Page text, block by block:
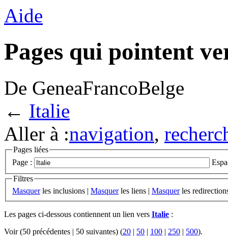
Aide
Pages qui pointent
De GeneaFrancoBelge
← Italie
Aller à :navigation,
Pages liées
Page :
Filtres
Masquerles inclusions | Masquerles liens | Masquerles
Les pages ci-dessous contiennent un lien vers Italie :
Voir (50 précédentes | 50 suivantes) (20 | 50 | 100 | 250 | 500).